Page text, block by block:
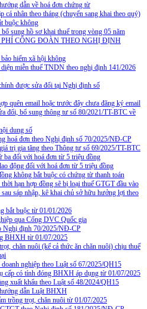
dẫn về hoá đơn chứng từ
cá nhân theo tháng (chuyển sang khai theo quý)
buộc không
sung hồ sơ khai thuế trong vòng 05 năm
CÔNG ĐOÀN THEO NGHỊ ĐỊNH
hiểm xã hội không
miễn thuế TNDN theo nghị định 141/2026
được sửa đổi tại Nghị định số
quên email hoặc trước đây chưa đăng ký email
đổi, bổ sung thông tư số 80/2021/TT-BTC về
dung số
hoá đơn theo Nghị định số 70/2025/NĐ-CP
trị gia tăng theo Thông tư số 69/2025/TT-BTC
ba đối với hoá đơn từ 5 triệu đồng
động đối với hoá đơn từ 5 triệu đồng
không bắt buộc có chứng từ thanh toán
hạn hợp đồng sẽ bị loại thuế GTGT đầu vào
sáp nhập, kê khai chủ sở hữu hưởng lợi theo
bắt buộc từ 01/01/2026
qua Cổng DVC Quốc gia
Nghị định 70/2025/NĐ-CP
BHXH từ 01/07/2025
chăn nuôi (kể cả thức ăn chăn nuôi) chịu thuế
nghiệp theo Luật số 67/2025/QH15
cấp có tính đóng BHXH áp dụng từ 01/07/2025
xuất khẩu theo Luật số 48/2024/QH15
dẫn Luật BHXH
trồng trọt, chăn nuôi từ 01/07/2025